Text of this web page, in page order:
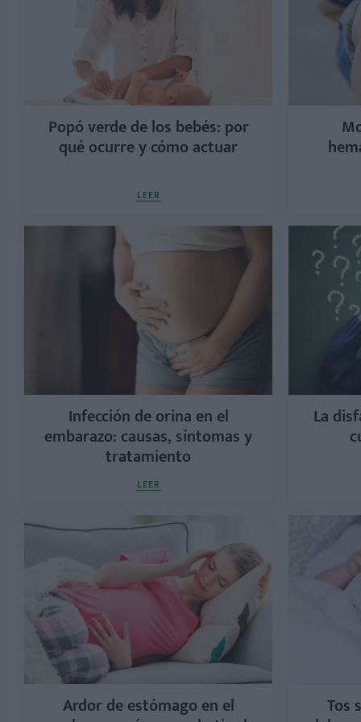
Popó verde de los bebés: por
qué ocurre y cómo actuar
LEER
Infección de orina en el
embarazo: causas, síntomas y
tratamiento
LEER
La
Ardor de estómago en el Tos